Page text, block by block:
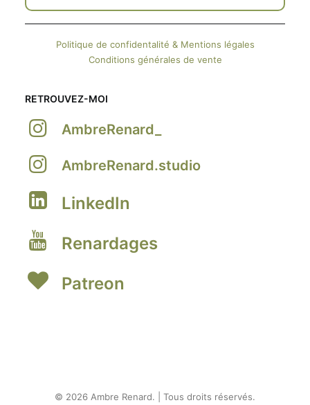
Politique de confidentalité & Mentions légales
Conditions générales de vente
RETROUVEZ-MOI
AmbreRenard_
AmbreRenard.studio
LinkedIn
Renardages
Patreon
© 2026 Ambre Renard. | Tous droits réservés.